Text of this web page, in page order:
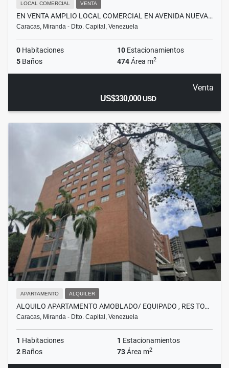
LOCAL COMERCIAL VENTA
EN VENTA AMPLIO LOCAL COMERCIAL EN AVENIDA NUEVA…
Caracas, Miranda - Dtto. Capital, Venezuela
0 Habitaciones 10 Estacionamientos
5 Baños 474Área m2
Venta
US$330,000USD
APARTAMENTO ALQUILER
ALQUILO APARTAMENTO AMOBLADO/ EQUIPADO , RES TO…
Caracas, Miranda - Dtto. Capital, Venezuela
1 Habitaciones 1 Estacionamientos
2 Baños 73Área m2